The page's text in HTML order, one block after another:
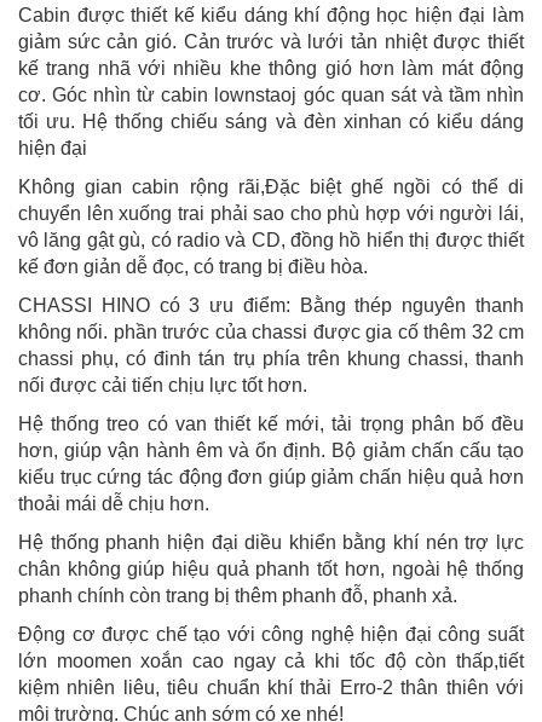
Cabin được thiết kế kiểu dáng khí động học hiện đại làm
giảm sức cản gió. Cản trước và lưới tản nhiệt được thiết
kế trang nhã với nhiều khe thông gió hơn làm mát động
cơ. Góc nhìn từ cabin lownstaoj góc quan sát và tầm nhìn
tối ưu. Hệ thống chiếu sáng và đèn xinhan có kiểu dáng
hiện đại
Không gian cabin rộng rãi,Đặc biệt ghế ngồi có thể di
chuyển lên xuống trai phải sao cho phù hợp với người lái,
vô lăng gật gù, có radio và CD, đồng hồ hiển thị được thiết
kế đơn giản dễ đọc, có trang bị điều hòa.
CHASSI HINO có 3 ưu điểm: Bằng thép nguyên thanh
không nối. phần trước của chassi được gia cố thêm 32 cm
chassi phụ, có đinh tán trụ phía trên khung chassi, thanh
nối được cải tiến chịu lực tốt hơn.
Hệ thống treo có van thiết kế mới, tải trọng phân bố đều
hơn, giúp vận hành êm và ổn định. Bộ giảm chấn cấu tạo
kiểu trục cứng tác động đơn giúp giảm chấn hiệu quả hơn
thoải mái dễ chịu hơn.
Hệ thống phanh hiện đại diều khiển bằng khí nén trợ lực
chân không giúp hiệu quả phanh tốt hơn, ngoài hệ thống
phanh chính còn trang bị thêm phanh đỗ, phanh xả.
Động cơ được chế tạo với công nghệ hiện đại công suất
lớn moomen xoắn cao ngay cả khi tốc độ còn thấp,tiết
kiệm nhiên liêu, tiêu chuẩn khí thải Erro-2 thân thiên với
môi trường. Chúc anh sớm có xe nhé!